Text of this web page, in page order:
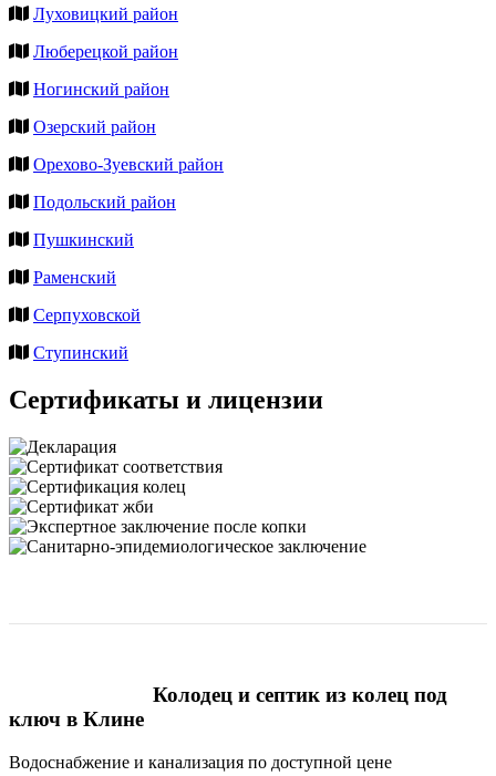
Луховицкий район
Люберецкой район
Ногинский район
Озерский район
Орехово-Зуевский район
Подольский район
Пушкинский
Раменский
Серпуховской
Ступинский
Сертификаты и лицензии
Колодец и септик из колец под
ключ в Клине
Водоснабжение и канализация по доступной цене